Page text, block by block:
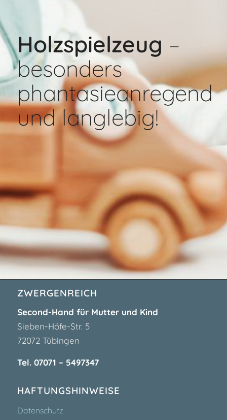
Holzspielzeug –
besonders
phantasieanregend
und langlebig!
ZWERGENREICH
Second-Hand für Mutter und Kind
Sieben-Höfe-Str. 5
72072 Tübingen
Tel. 07071 – 5497347
HAFTUNGSHINWEISE
Datenschutz